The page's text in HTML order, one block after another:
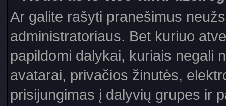
Ar galite rašyti pranešimus
administratoriaus. Bet kuriuo
papildomi dalykai, kuriais negali
avatarai, privačios žinutės,
prisijungimas į dalyvių grupes ir